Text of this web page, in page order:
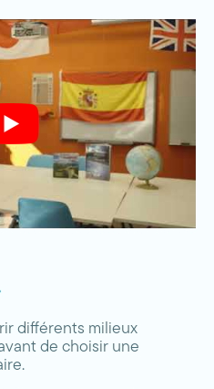
différents milieux
de choisir une